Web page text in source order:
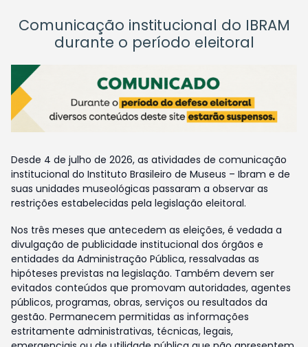
Comunicação institucional do IBRAM
durante o período eleitoral
Desde 4 de julho de 2026, as atividades de comunicação
institucional do Instituto Brasileiro de Museus – Ibram e de
suas unidades museológicas passaram a observar as
restrições estabelecidas pela legislação eleitoral.
Nos três meses que antecedem as eleições, é vedada a
divulgação de publicidade institucional dos órgãos e
entidades da Administração Pública, ressalvadas as
hipóteses previstas na legislação. Também devem ser
evitados conteúdos que promovam autoridades, agentes
públicos, programas, obras, serviços ou resultados da
gestão. Permanecem permitidas as informações
estritamente administrativas, técnicas, legais,